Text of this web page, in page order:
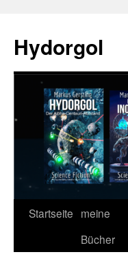
springen
Hydorgol
Startseite meine
Bücher